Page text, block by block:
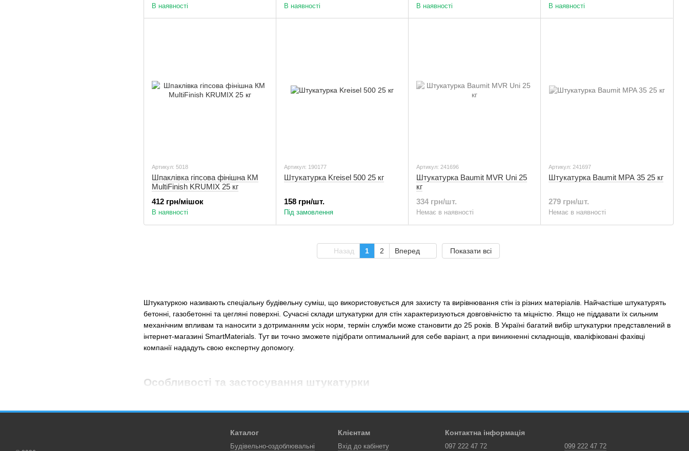
Штукатуркою називають спеціальну будівельну суміш, що використовується для захисту та вирівнювання стін із різних матеріалів. Найчастіше штукатурять
бетонні, газобетонні та цегляні поверхні. Сучасні склади штукатурки для стін характеризуються довговічністю та міцністю. Якщо не піддавати їх сильним
механічним впливам та наносити з дотриманням усіх норм, термін служби може становити до 25 років. В Україні багатий вибір штукатурки представлений в
інтернет-магазині SmartMaterials. Тут ви точно зможете підібрати оптимальний для себе варіант, а при виникненні складнощів, кваліфіковані фахівці
компанії нададуть свою експертну допомогу.
Особливості та застосування штукатурки
цей процес завжди можна довірити професійним майстрам, щоб не витрачати зайвого часу, зусиль і бути впевненим у результаті. Якщо йдеться про
Широку популярність штукатурка заслужила своєю універсальністю. Її застосування дозволяє вирішити низку проблем. Штукатурка допомагає згладити
нерівності на стінах, готує їх до фінішної обробки. Також вона відмінно захищає поверхню від виникнення грибка та плісняви, є додатковою кулею
В наявності В наявності В наявності В наявності
Артикул: 5018
Шпаклівка гіпсова фінішна КМ
MultiFinish KRUMIX 25 кг
412 грн/мішок
В наявності
Артикул: 190177
Штукатурка Kreisel 500 25 кг
158 грн/шт.
Під замовлення
Артикул: 241696
Штукатурка Baumit MVR Uni 25
кг
334 грн/шт.
Немає в наявності
Артикул: 241697
Штукатурка Baumit MPA 35 25 кг
279 грн/шт.
Немає в наявності
Назад 1 2 Вперед Показати всі
Каталог
Будівельно-оздоблювальні
Клієнтам
Вхід до кабінету
Контактна інформація
097 222 47 72 099 222 47 72